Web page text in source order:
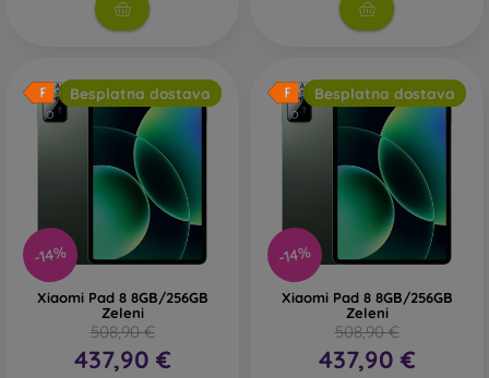
-14%
Besplatna dostava
Xiaomi Pad 8 8GB/256GB
Zeleni
508,90 €
437,90 €
-14%
Besplatna dostava
Xiaomi Pad 8 8GB/256GB
Zeleni
508,90 €
437,90 €